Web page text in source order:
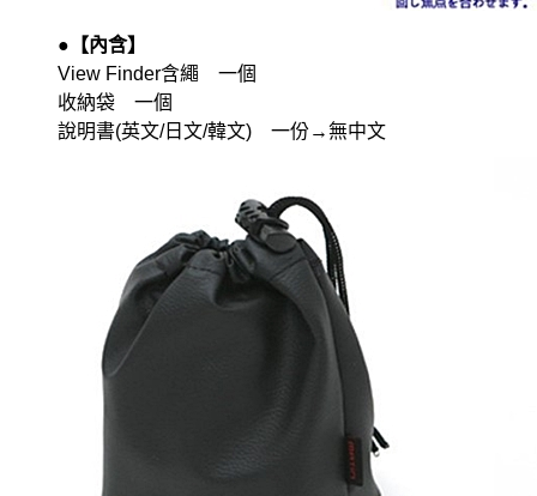
●【內含】
View Finder含繩 一個
收納袋 一個
說明書(英文/日文/韓文) 一份→無中文